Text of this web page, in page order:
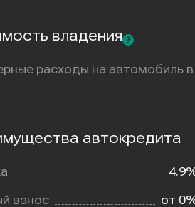
владения
расходы на автомобиль в
автокредита
взнос от